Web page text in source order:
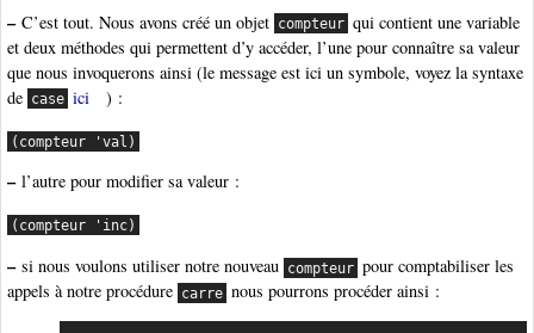
–C’est tout. Nous avons créé un objet compteur qui contient une variable
et deux méthodes qui permettent d’y accéder, l’une pour connaître sa valeur
que nous invoquerons ainsi (le message est ici un symbole, voyez la syntaxe
de case ici ) :
(compteur 'val)
–l’autre pour modifier sa valeur :
(compteur 'inc)
–si nous voulons utiliser notre nouveau compteur pour comptabiliser les
appels à notre procédure carre nous pourrons procéder ainsi :